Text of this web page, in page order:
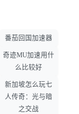
番茄回国加速器
奇迹MU加速用什
么比较好
新加坡怎么玩七
人传奇：光与暗
之交战